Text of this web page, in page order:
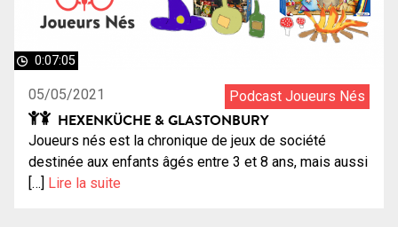
0:07:05
05/05/2021 Podcast Joueurs Nés
HEXENKÜCHE & GLASTONBURY
Joueurs nés est la chronique de jeux de société
destinée aux enfants âgés entre 3 et 8 ans, mais aussi
[…] Lire la suite